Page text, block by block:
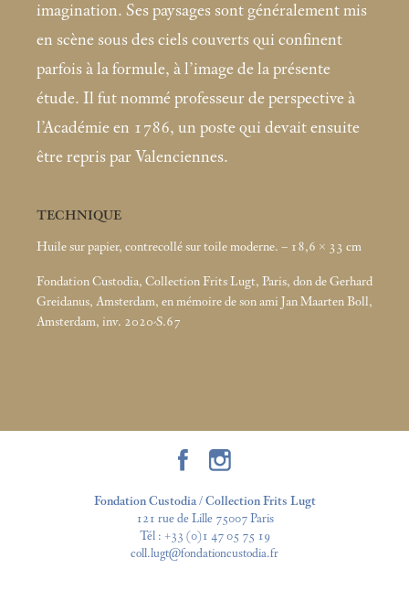
imagination. Ses paysages sont généralement mis
en scène sous des ciels couverts qui confinent
parfois à la formule, à l’image de la présente
étude. Il fut nommé professeur de perspective à
l’Académie en 1786, un poste qui devait ensuite
être repris par Valenciennes.
TECHNIQUE
Huile sur papier, contrecollé sur toile moderne. – 18,6 × 33 cm
Fondation Custodia, Collection Frits Lugt, Paris, don de Gerhard
Greidanus, Amsterdam, en mémoire de son ami Jan Maarten Boll,
Amsterdam, inv. 2020-S.67
Fondation Custodia / Collection Frits Lugt
121 rue de Lille 75007 Paris
Tél : +33 (0)1 47 05 75 19
coll.lugt@fondationcustodia.fr